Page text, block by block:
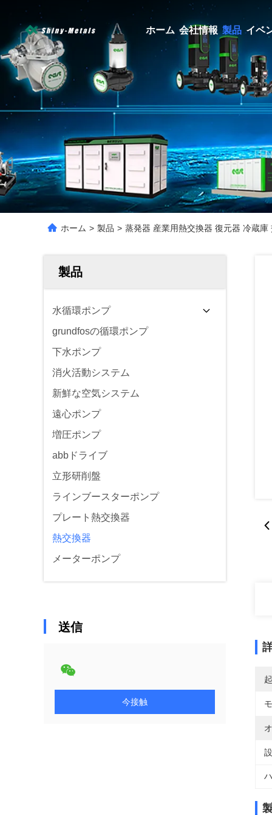
ホーム 会社情報 製品 イベ
ホーム > 製品 > 蒸発器 産業用熱交換器 復元器 冷蔵庫
製品
水循環ポンプ
grundfosの循環ポンプ
下水ポンプ
消火活動システム
新鮮な空気システム
遠心ポンプ
増圧ポンプ
abbドライブ
立形研削盤
ラインブースターポンプ
プレート熱交換器
熱交換器
メーターポンプ
送信
今接触